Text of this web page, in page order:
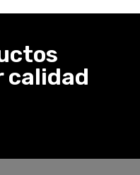
calidad